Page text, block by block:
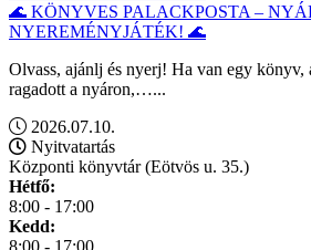
🌊 KÖNYVES PALACKPOSTA –
NYEREMÉNYJÁTÉK! 🌊
Olvass, ajánlj és nyerj! Ha van egy könyv,
ragadott a nyáron,…...
2026.07.10.
Nyitvatartás
Központi könyvtár (Eötvös u. 35.)
Hétfő:
8:00 - 17:00
Kedd:
8:00 - 17:00